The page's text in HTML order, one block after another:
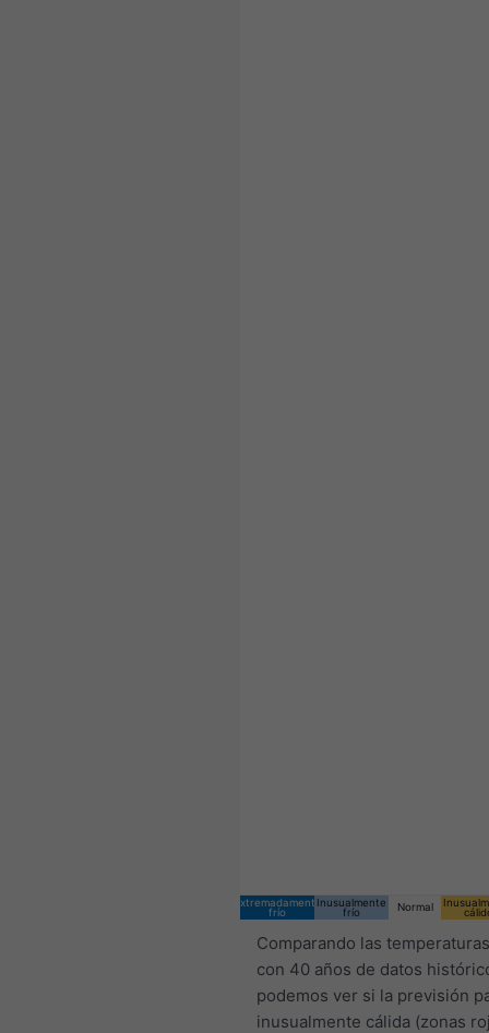
Extremadamente
frío
Inusualmente
frío
Normal
Comparando las
con 40 años de datos
podemos ver si la previsión
inusualmente cálida (zonas